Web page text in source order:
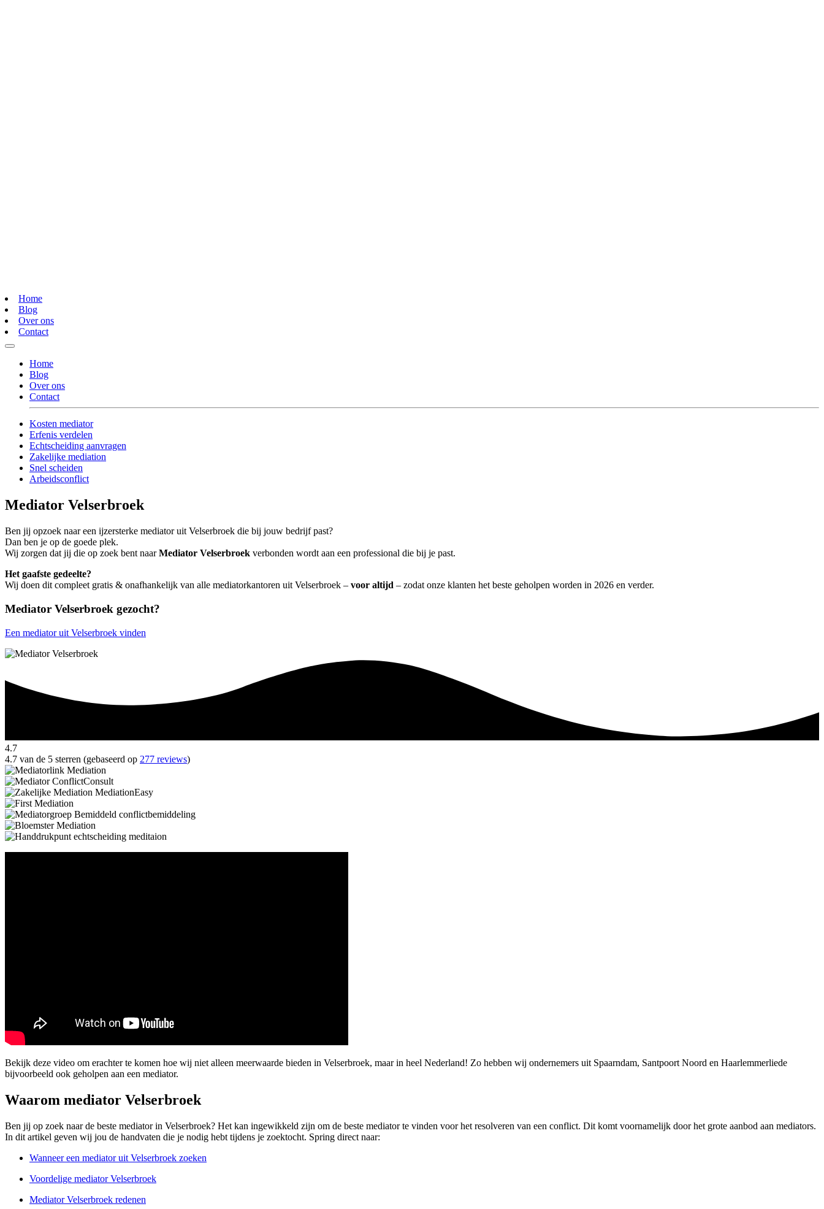
Home
Blog
Over ons
Contact
Home
Blog
Over ons
Contact
Kosten mediator
Erfenis verdelen
Echtscheiding aanvragen
Zakelijke mediation
Snel scheiden
Arbeidsconflict
Mediator Velserbroek
Ben jij opzoek naar een ijzersterke mediator uit Velserbroek die bij jouw bedrijf past?
Dan ben je op de goede plek.
Wij zorgen dat jij die op zoek bent naarMediator Velserbroek verbonden wordt aan een professional die bij je past.
Het gaafste gedeelte?
Wij doen dit compleet gratis & onafhankelijk van alle mediatorkantoren uit Velserbroek – voor altijd – zodat onze klanten het beste geholpen worden in 2026 en verder.
Mediator Velserbroek gezocht?
Een mediator uit Velserbroek vinden
4.7
4.7 van de 5 sterren (gebaseerd op 277 reviews)
Bekijk deze video om erachter te komen hoe wij niet alleen meerwaarde bieden in Velserbroek, maar in heel Nederland! Zo hebben wij ondernemers uit Spaarndam, Santpoort Noord en Haarlemmerliede
bijvoorbeeld ook geholpen aan een mediator.
Waarom mediator Velserbroek
Ben jij op zoek naar de beste mediator in Velserbroek? Het kan ingewikkeld zijn om de beste mediator te vinden voor het resolveren van een conflict. Dit komt voornamelijk door het grote aanbod aan mediators.
In dit artikel geven wij jou de handvaten die je nodig hebt tijdens je zoektocht. Spring direct naar:
Wanneer een mediator uit Velserbroek zoeken
Voordelige mediator Velserbroek
Mediator Velserbroek redenen